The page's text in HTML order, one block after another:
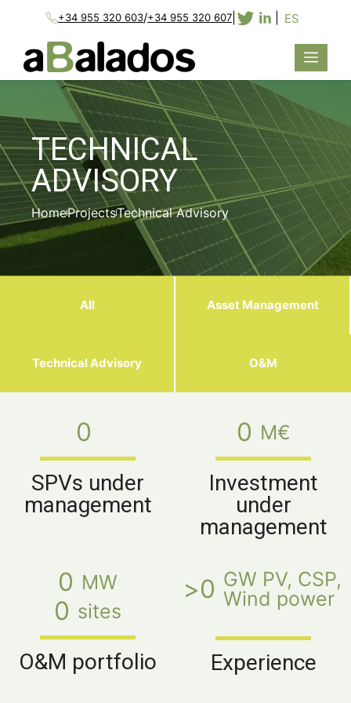
+34 955 320 603/+34 955 320 607 ES
TECHNICAL
ADVISORY
HomeProjectsTechnical Advisory
All Asset Management
Technical Advisory O&M
0
SPVs under
management
0 M€
Investment
under
management
0 MW
0 sites
O&M portfolio
>0 GW PV, CSP,
Wind power
Experience